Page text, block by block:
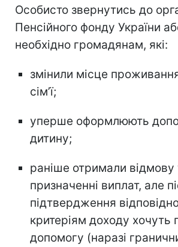
Особисто звернутись до
Пенсійного фонду України
необхідно громадянам, які:
змінили місце
сімʼї;
уперше оформлюють
дитину;
раніше отримали відмову
призначенні виплат, але
підтвердження
критеріям доходу хочуть
допомогу (наразі